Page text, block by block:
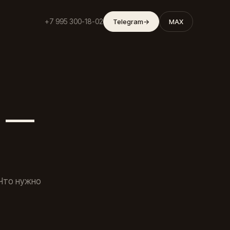
+7 995 300-18-02 Telegram→ MAX
—
нужно